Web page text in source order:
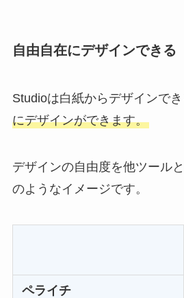
自由自在にデザインできる
Studioは白紙からデザインでき
にデザインができます。
デザインの自由度を他ツール
のようなイメージです。
ペライチ